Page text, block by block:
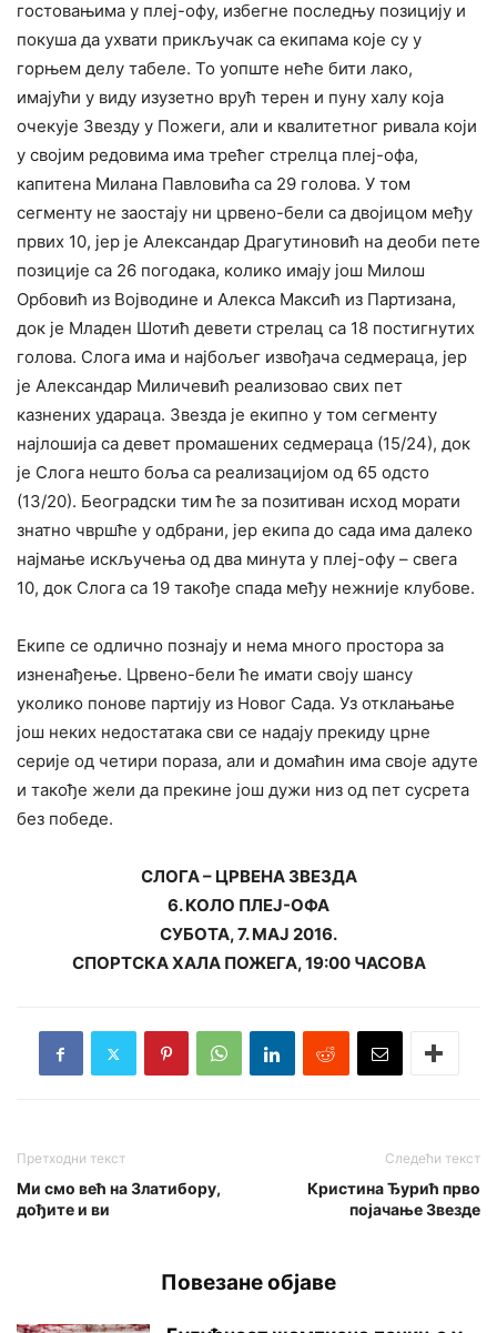
гостовањима у плеј-офу, избегне последњу позицију и
покуша да ухвати прикључак са екипама које су у
горњем делу табеле. То уопште неће бити лако,
имајући у виду изузетно врућ терен и пуну халу која
очекује Звезду у Пожеги, али и квалитетног ривала који
у својим редовима има трећег стрелца плеј-офа,
капитена Милана Павловића са 29 голова. У том
сегменту не заостају ни црвено-бели са двојицом међу
првих 10, јер је Александар Драгутиновић на деоби пете
позиције са 26 погодака, колико имају још Милош
Орбовић из Војводине и Алекса Максић из Партизана,
док је Младен Шотић девети стрелац са 18 постигнутих
голова. Слога има и најбољег извођача седмераца, јер
је Александар Миличевић реализовао свих пет
казнених удараца. Звезда је екипно у том сегменту
најлошија са девет промашених седмераца (15/24), док
је Слога нешто боља са реализацијом од 65 одсто
(13/20). Београдски тим ће за позитиван исход морати
знатно чвршће у одбрани, јер екипа до сада има далеко
најмање искључења од два минута у плеј-офу – свега
10, док Слога са 19 такође спада међу нежније клубове.
Екипе се одлично познају и нема много простора за
изненађење. Црвено-бели ће имати своју шансу
уколико понове партију из Новог Сада. Уз отклањање
још неких недостатака сви се надају прекиду црне
серије од четири пораза, али и домаћин има своје адуте
и такође жели да прекине још дужи низ од пет сусрета
без победе.
СЛОГА – ЦРВЕНА ЗВЕЗДА
6. КОЛО ПЛЕЈ-ОФА
СУБОТА, 7. МАЈ 2016.
СПОРТСКА ХАЛА ПОЖЕГА, 19:00 ЧАСОВА
Претходни текст
Ми смо већ на Златибору,
дођите и ви
Следећи текст
Кристина Ђурић прво
појачање Звезде
Повезане објаве